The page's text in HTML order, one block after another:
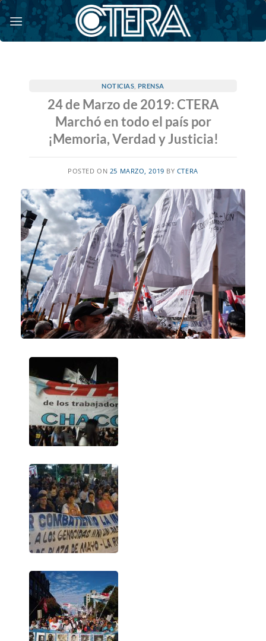
Saltar
al
contenido
NOTICIAS PRENSA
24 de Marzo de 2019: CTERA
Marchó en todo el país por
¡Memoria, Verdad y Justicia!
POSTED ON 25 MARZO, 2019 BY CTERA